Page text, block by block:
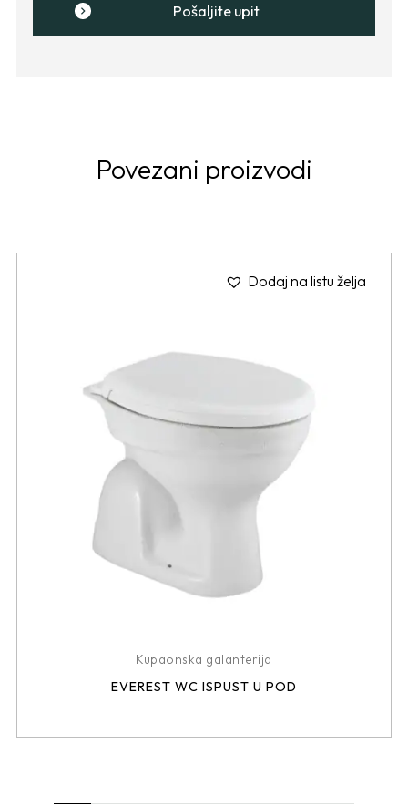
Pošaljite upit
Povezani proizvodi
Dodaj na listu želja
Kupaonska galanterija
EVEREST WC ISPUST U POD